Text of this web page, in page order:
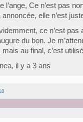
l’ange, Ce n’est pas
annoncée, elle n’est
ce n’est
du bon. Je
au final, c’est
il y a 3 ans